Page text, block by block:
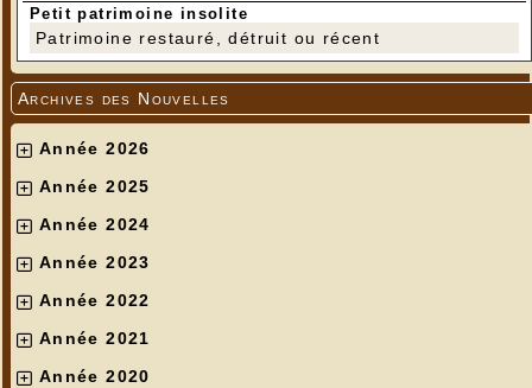
Petit patrimoine insolite
Patrimoine restauré, détruit ou récent
Archives des Nouvelles
Année 2026
Année 2025
Année 2024
Année 2023
Année 2022
Année 2021
Année 2020